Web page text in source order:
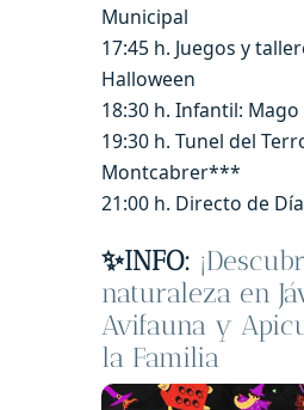
Municipal
17:45 h. Juegos y
Halloween
18:30 h. Infantil:
19:30 h. Tunel del
Montcabrer***
21:00 h. Directo de
✨INFO:
naturaleza en
Avifauna y
la Familia